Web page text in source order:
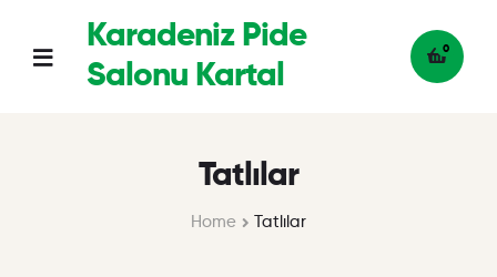
Karadeniz Pide
Salonu Kartal
0
Tatlılar
Home Tatlılar